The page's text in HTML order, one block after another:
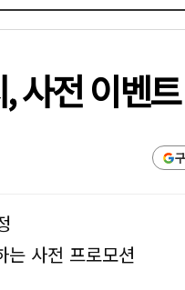
사전 이벤
는 사전 프로모션